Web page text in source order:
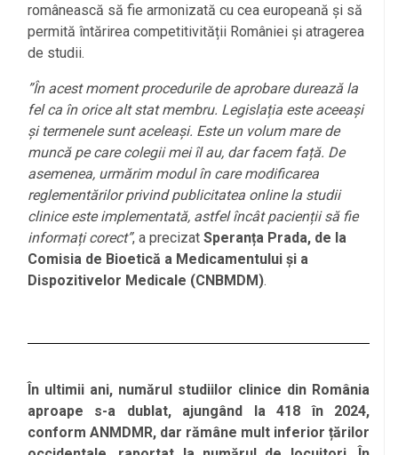
românească să fie armonizată cu cea europeană și să
permită întărirea competitivității României și atragerea
de studii.
”În acest moment procedurile de aprobare durează la
fel ca în orice alt stat membru. Legislația este aceeași
și termenele sunt aceleași. Este un volum mare de
muncă pe care colegii mei îl au, dar facem față. De
asemenea, urmărim modul în care modificarea
reglementărilor privind publicitatea online la studii
clinice este implementată, astfel încât pacienții să fie
informați corect”, a precizat Speranța Prada, de la
Comisia de Bioetică a Medicamentului și a
Dispozitivelor Medicale (CNBMDM).
În ultimii ani, numărul studiilor clinice din România
aproape s-a dublat, ajungând la 418 în 2024,
conform ANMDMR, dar rămâne mult inferior țărilor